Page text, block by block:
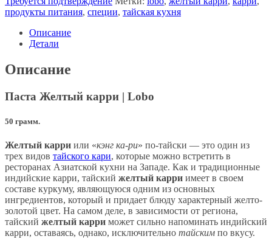
продукты питания, специи, тайская кухня
Описание
Детали
Описание
Паста Желтый карри | Lobo
50 грамм.
Желтый карри или «кэнг ка-ри» по-тайски — это один из
трех видов тайского кари, которые можно встретить в
ресторанах Азиатской кухни на Западе. Как и традиционные
индийские карри, тайский желтый карри имеет в своем
составе куркуму, являющуюся одним из основных
ингредиентов, который и придает блюду характерный желто-
золотой цвет. На самом деле, в зависимости от региона,
тайский желтый карри может сильно напоминать индийский
карри, оставаясь, однако, исключительно тайским по вкусу.